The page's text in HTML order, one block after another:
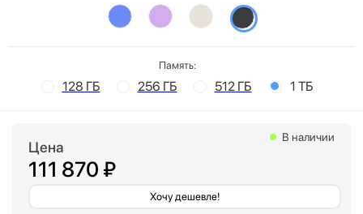
Память:
128 ГБ 256 ГБ 512 ГБ 1 ТБ
Цена
111 870 ₽
Хочу дешевле!
В наличии